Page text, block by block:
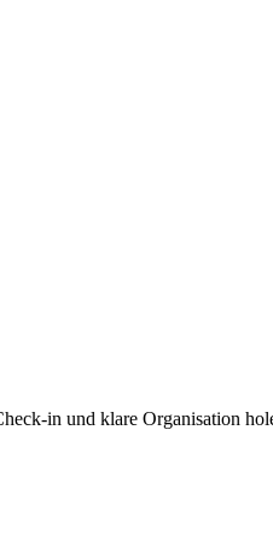
in und klare Organisation